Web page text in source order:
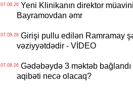
07.08.26Yeni Klinikanın direktor müavini
Bayramovdan əmr
07.08.26Girişi pullu edilən Ramramay
vəziyyətdədir - VİDEO
07.08.26Gədəbəydə 3 məktəb
aqibəti necə olacaq?